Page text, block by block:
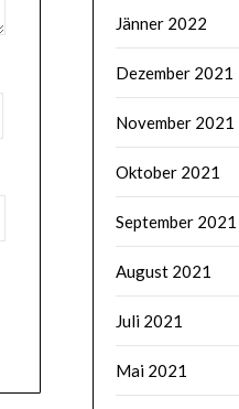
Jänner 2022
Dezember 2021
November 2021
Oktober 2021
September 2021
August 2021
Juli 2021
Mai 2021